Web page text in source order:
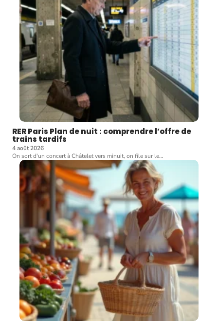
RER Paris Plan de nuit : comprendre l’offre de
trains tardifs
4 août 2026
On sort d'un concert à Châtelet vers minuit, on file sur le…